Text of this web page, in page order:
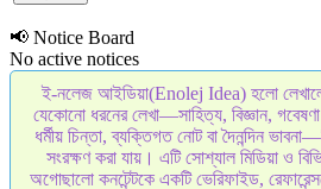
📢 Notice Board
No active notices
ই-নলেজ আইডিয়া(Enolej Idea) হলো
যেকোনো ধরনের লেখা—সাহিত্য, বিজ্ঞান,
ধর্মীয় চিন্তা, ব্যক্তিগত নোট বা দৈনন্দিন
সংরক্ষণ করা যায়। এটি সোশ্যাল মিডিয়া ও
অগোছালো কনটেন্টকে একটি ভেরিফাইড,